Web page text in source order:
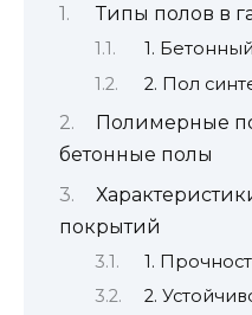
Типы полов в
1.
2. Пол
Полимерные
бетонные полы
покрытий
1.
2.